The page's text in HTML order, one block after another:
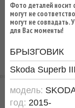
Фото деталей носит
могут не
могут не совпадать.
для Вас моменты!
БРЫЗГОВИК
Skoda Superb
модель:
год: 2015-